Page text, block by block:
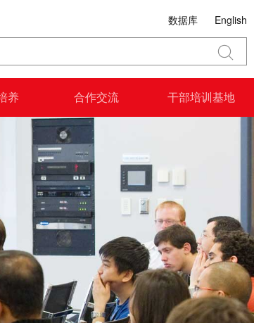
数据库 English
养 合作交流 干部培训基地